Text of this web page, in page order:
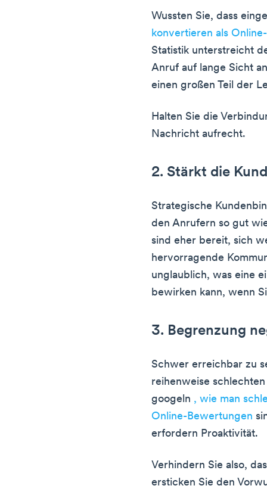
Wussten Sie, dass
konvertieren als
Statistik unterstreicht
Anruf auf lange Sicht
einen großen Teil der
Halten Sie die
Nachricht aufrecht.
2. Stärkt die
Strategische
den Anrufern so gut
sind eher bereit, sich
hervorragende
unglaublich, was eine
bewirken kann, wenn
3. Begrenzung
Schwer erreichbar zu
reihenweise
googeln , wie man
Online-Bewertungen
erfordern Proaktivität.
Verhindern Sie also,
ersticken Sie den